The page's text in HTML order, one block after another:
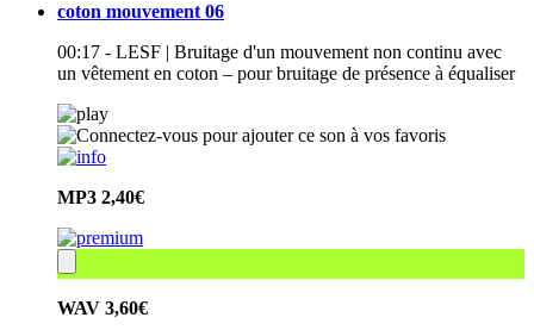
coton mouvement 06
00:17 - LESF | Bruitage d'un mouvement non continu avec
un vêtement en coton – pour bruitage de présence à équaliser
MP3 2,40€
WAV 3,60€